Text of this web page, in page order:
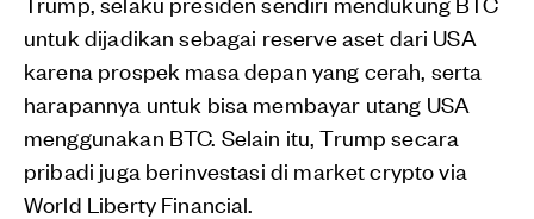
untuk dijadikan sebagai reserve aset dari USA
karena prospek masa depan yang cerah, serta
harapannya untuk bisa membayar utang USA
menggunakan BTC. Selain itu, Trump secara
pribadi juga berinvestasi di market crypto via
World Liberty Financial.